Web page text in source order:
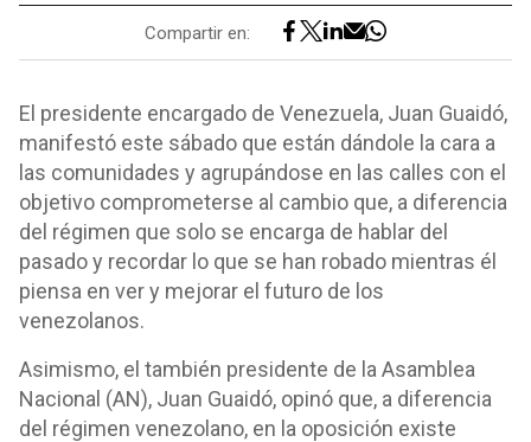
Compartir en:
El presidente encargado de Venezuela, Juan Guaidó,
manifestó este sábado que están dándole la cara a
las comunidades y agrupándose en las calles con el
objetivo comprometerse al cambio que, a diferencia
del régimen que solo se encarga de hablar del
pasado y recordar lo que se han robado mientras él
piensa en ver y mejorar el futuro de los
venezolanos.
Asimismo, el también presidente de la Asamblea
Nacional (AN), Juan Guaidó, opinó que, a diferencia
del régimen venezolano, en la oposición existe